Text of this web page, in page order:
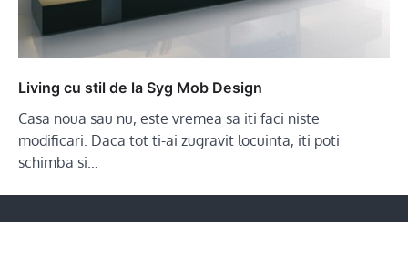
Living cu stil de la Syg Mob Design
Casa noua sau nu, este vremea sa iti faci niste
modificari. Daca tot ti-ai zugravit locuinta, iti poti
schimba si…